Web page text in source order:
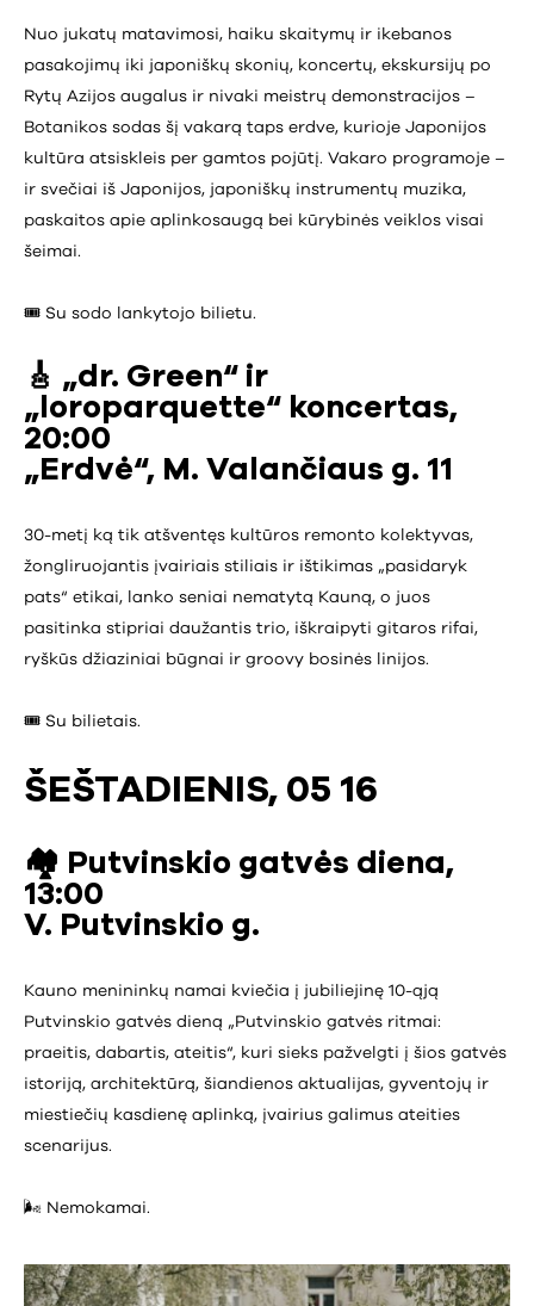
Nuo jukatų matavimosi, haiku skaitymų ir ikebanos
pasakojimų iki japoniškų skonių, koncertų, ekskursijų po
Rytų Azijos augalus ir nivaki meistrų demonstracijos –
Botanikos sodas šį vakarą taps erdve, kurioje Japonijos
kultūra atsiskleis per gamtos pojūtį. Vakaro programoje –
ir svečiai iš Japonijos, japoniškų instrumentų muzika,
paskaitos apie aplinkosaugą bei kūrybinės veiklos visai
šeimai.
🎟️ Su sodo lankytojo bilietu.
🎸 „dr. Green“ ir
„loroparquette“ koncertas,
20:00
„Erdvė“, M. Valančiaus g. 11
30-metį ką tik atšventęs kultūros remonto kolektyvas,
žongliruojantis įvairiais stiliais ir ištikimas „pasidaryk
pats“ etikai, lanko seniai nematytą Kauną, o juos
pasitinka stipriai daužantis trio, iškraipyti gitaros rifai,
ryškūs džiaziniai būgnai ir groovy bosinės linijos.
🎟️ Su bilietais.
ŠEŠTADIENIS, 05 16
🏘️ Putvinskio gatvės diena,
13:00
V. Putvinskio g.
Kauno menininkų namai kviečia į jubiliejinę 10-ąją
Putvinskio gatvės dieną „Putvinskio gatvės ritmai:
praeitis, dabartis, ateitis“, kuri sieks pažvelgti į šios gatvės
istoriją, architektūrą, šiandienos aktualijas, gyventojų ir
miestiečių kasdienę aplinką, įvairius galimus ateities
scenarijus.
🌬️ Nemokamai.